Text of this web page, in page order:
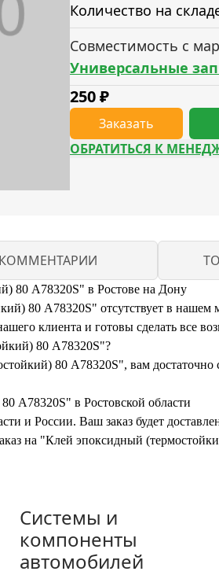
Количество на
Совместимость с
Универсальные
250₽
Заказать
ОБРАТИТЬСЯ К
КОММЕНТАРИИ
80 A78320S" в Ростове на Дону
80 A78320S" отсутствует в нашем
клиента и готовы сделать все
80 A78320S"?
80 A78320S", вам
A78320S" в Ростовской области
и России. Ваш заказ будет
на "Клей эпоксидный
Системы и
компоненты
автомобилей